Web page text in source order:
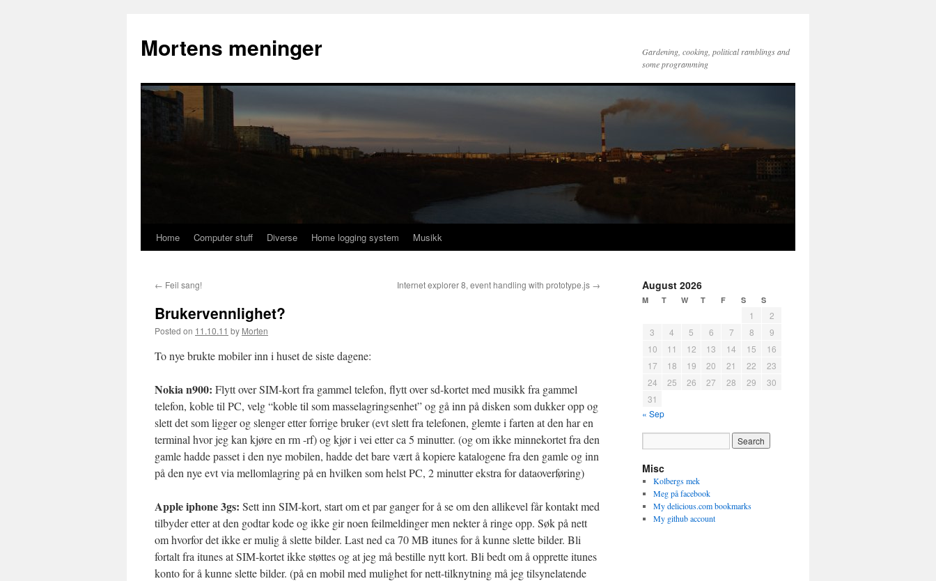
Mortens meninger
Gardening, cooking, political ramblings and
some programming
Skip
content
Home Computer stuff Diverse Home logging system Musikk
← Feil sang! Internet explorer 8, event handling with prototype.js →
Brukervennlighet?
Posted on 11.10.11 by Morten
To nye brukte mobiler inn i huset de siste dagene:
Nokia n900: Flytt over SIM-kort fra gammel telefon, flytt over sd-kortet med musikk fra gammel
telefon, koble til PC, velg “koble til som masselagringsenhet” og gå inn på disken som dukker opp og
slett det som ligger og slenger etter forrige bruker (evt slett fra telefonen, glemte i farten at den har en
terminal hvor jeg kan kjøre en rm -rf) og kjør i vei etter ca 5 minutter. (og om ikke minnekortet fra den
gamle hadde passet i den nye mobilen, hadde det bare vært å kopiere katalogene fra den gamle og inn
på den nye evt via mellomlagring på en hvilken som helst PC, 2 minutter ekstra for dataoverføring)
Apple iphone 3gs: Sett inn SIM-kort, start om et par ganger for å se om den allikevel får kontakt med
tilbyder etter at den godtar kode og ikke gir noen feilmeldinger men nekter å ringe opp. Søk på nett
om hvorfor det ikke er mulig å slette bilder. Last ned ca 70 MB itunes for å kunne slette bilder. Bli
fortalt fra itunes at SIM-kortet ikke støttes og at jeg må bestille nytt kort. Bli bedt om å opprette itunes
konto for å kunne slette bilder. (på en mobil med mulighet for nett-tilknytning må jeg tilsynelatende
August 2026
M T W T F S S
1
2
3
4 5 6 7 8
9
10
11 12 13 14 15
16
17
18 19 20 21 22
23
24
25 26 27 28 29
30
31
« Sep
Misc
Kolbergs mek
Meg på facebook
My delicious.com bookmarks
My github account